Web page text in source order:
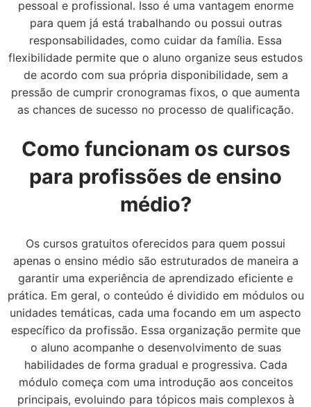
pessoal e profissional. Isso é uma vantagem enorme
para quem já está trabalhando ou possui outras
responsabilidades, como cuidar da família. Essa
flexibilidade permite que o aluno organize seus estudos
de acordo com sua própria disponibilidade, sem a
pressão de cumprir cronogramas fixos, o que aumenta
as chances de sucesso no processo de qualificação.
Como funcionam os cursos
para profissões de ensino
médio?
Os cursos gratuitos oferecidos para quem possui
apenas o ensino médio são estruturados de maneira a
garantir uma experiência de aprendizado eficiente e
prática. Em geral, o conteúdo é dividido em módulos ou
unidades temáticas, cada uma focando em um aspecto
específico da profissão. Essa organização permite que
o aluno acompanhe o desenvolvimento de suas
habilidades de forma gradual e progressiva. Cada
módulo começa com uma introdução aos conceitos
principais, evoluindo para tópicos mais complexos à